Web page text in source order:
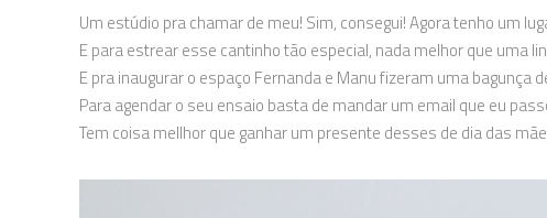
Um estúdio pra chamar de meu! Sim, consegui! Agora tenho um
E para estrear esse cantinho tão especial, nada melhor que uma
E pra inaugurar o espaço Fernanda e Manu fizeram uma bagunça
Para agendar o seu ensaio basta de mandar um email que eu
Tem coisa mellhor que ganhar um presente desses de dia das